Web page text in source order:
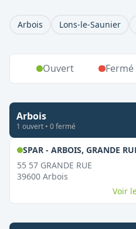
Arbois Lons-le-Saunier
Ouvert Fermé
Arbois
1 ouvert • 0fermé
SPAR - ARBOIS, GRANDE
55 57 GRANDE RUE
39600 Arbois
Voir